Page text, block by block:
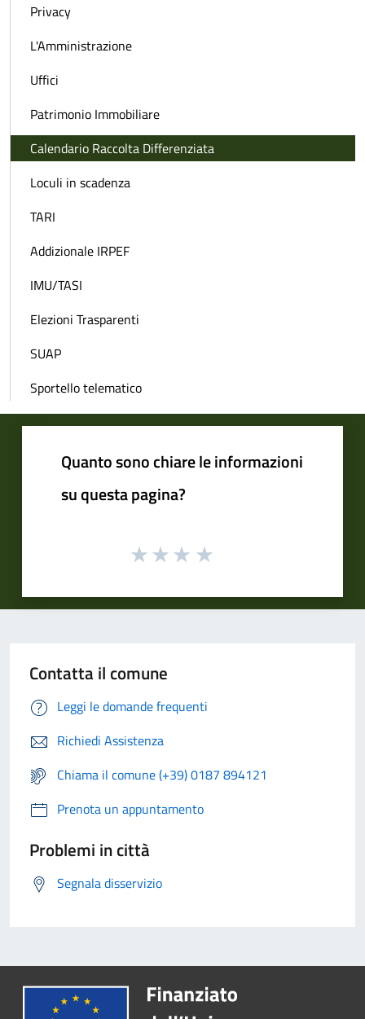
Privacy
L'Amministrazione
Uffici
Patrimonio Immobiliare
Calendario Raccolta Differenziata
Loculi in scadenza
TARI
Addizionale IRPEF
IMU/TASI
Elezioni Trasparenti
SUAP
Sportello telematico
Quanto sono chiare le informazioni
su questa pagina?
Contatta il comune
Leggi le domande frequenti
Richiedi Assistenza
Chiama il comune (+39) 0187 894121
Prenota un appuntamento
Problemi in città
Segnala disservizio